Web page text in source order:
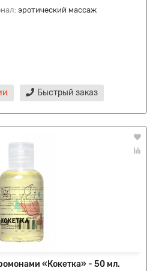
эротический массаж
Быстрый заказ
«Кокетка» - 50 мл.